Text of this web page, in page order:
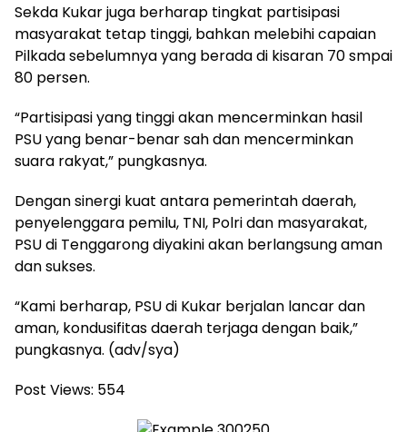
Sekda Kukar juga berharap tingkat partisipasi
masyarakat tetap tinggi, bahkan melebihi capaian
Pilkada sebelumnya yang berada di kisaran 70 smpai
80 persen.
“Partisipasi yang tinggi akan mencerminkan hasil
PSU yang benar-benar sah dan mencerminkan
suara rakyat,” pungkasnya.
Dengan sinergi kuat antara pemerintah daerah,
penyelenggara pemilu, TNI, Polri dan masyarakat,
PSU di Tenggarong diyakini akan berlangsung aman
dan sukses.
“Kami berharap, PSU di Kukar berjalan lancar dan
aman, kondusifitas daerah terjaga dengan baik,”
pungkasnya. (adv/sya)
Post Views: 554